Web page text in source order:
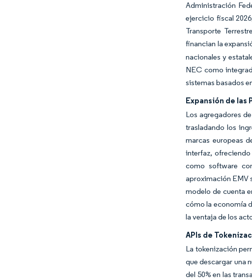
Administración
ejercicio fiscal
Transporte
financian la
nacionales y
NEC como
sistemas basados
Expansión de las
Los agregadores
trasladando los
marcas europeas
interfaz,
como software
aproximación EMV
modelo de cuenta
cómo la economía
la ventaja de los
APIs de
La tokenización
que descargar una
del 50% en las